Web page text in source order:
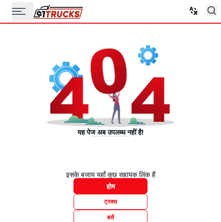
यह पेज अब उपलब्ध नहीं है!
इसके बजाय यहाँ कुछ सहायक लिंक हैं
होम
ट्रक्स
बसें